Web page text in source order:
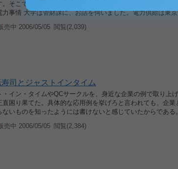
。そこで大学における電力事情に焦点を絞り、太陽光発電の
力事情 大学は管財課に、お話を伺いました。電力供給は東
売中 2006/05/05 閲覧(2,039)
寿司とジャストインタイム
・イン・タイムやQCサークルを、身近な企業の例で取り上
直困り果てた。具体的な応用例を挙げろと言われても、企
ないものを知ったようには書けないと感じていたからであ
売中 2006/05/05 閲覧(2,384)